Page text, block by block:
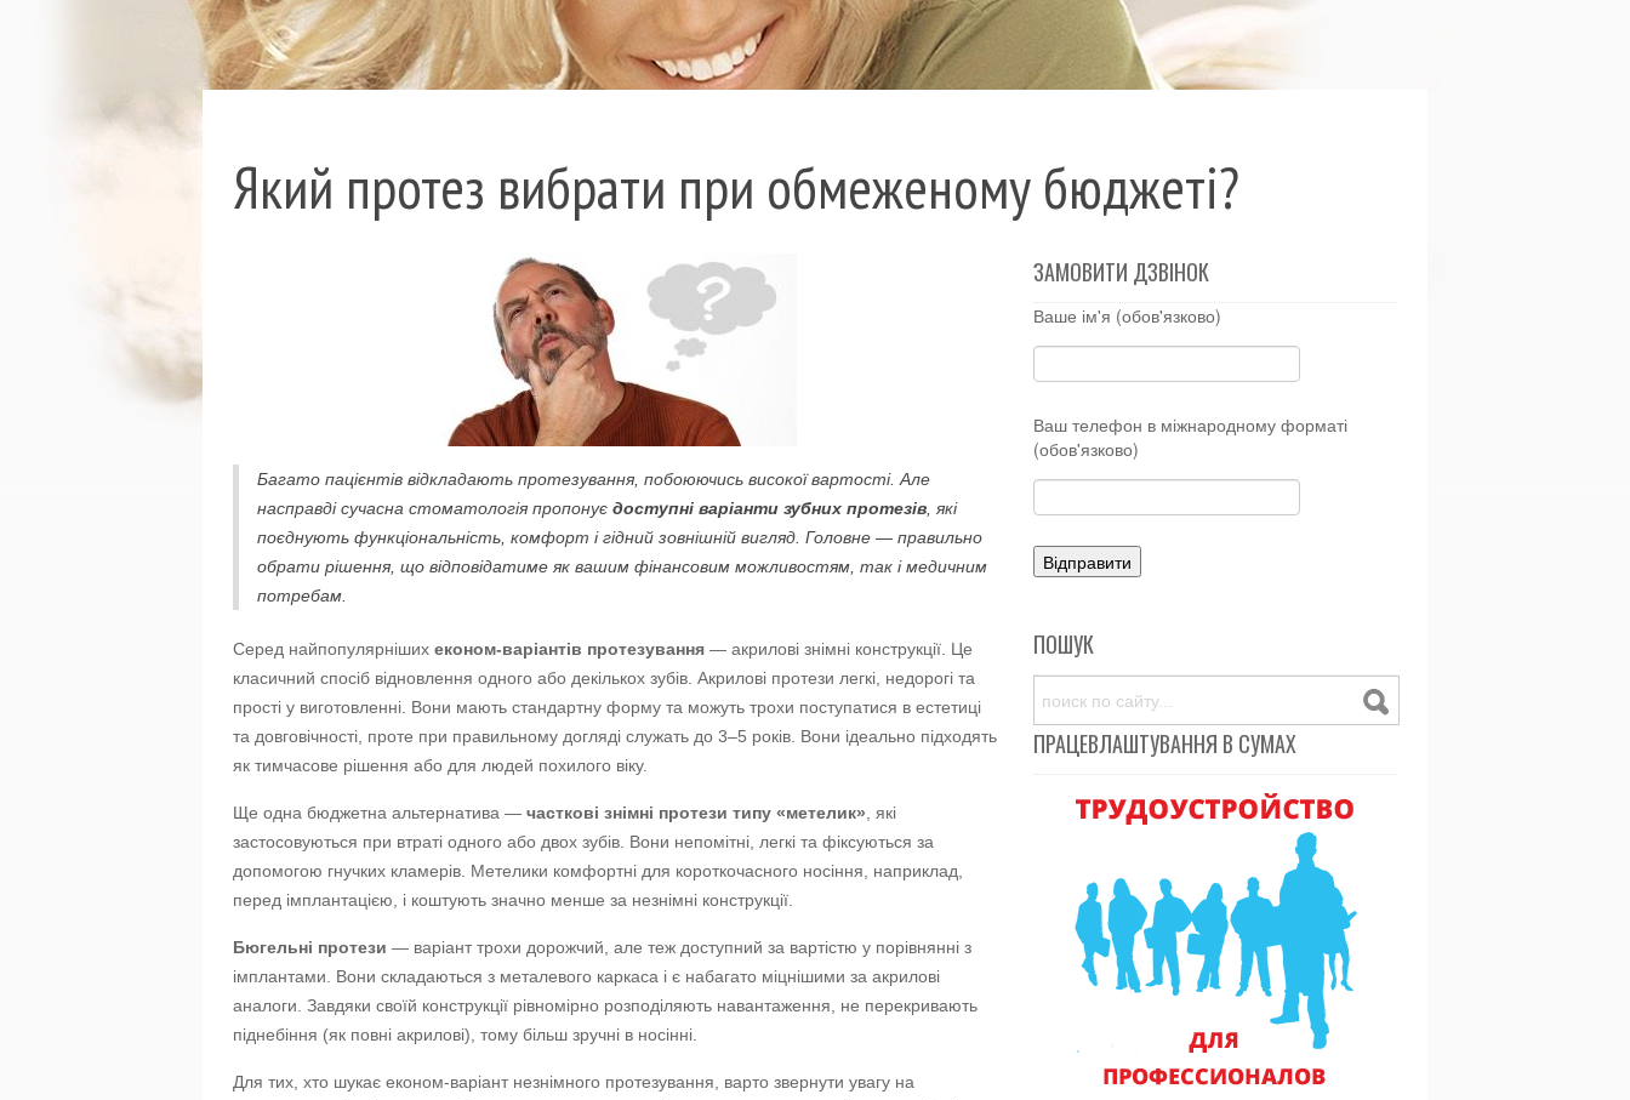
Який протез вибрати при обмеженому бюджеті?
Багато пацієнтів відкладають протезування, побоюючись високої вартості. Але
насправді сучасна стоматологія пропонує доступні варіанти зубних протезів , які
поєднують функціональність, комфорт і гідний зовнішній вигляд. Головне — правильно
обрати рішення, що відповідатиме як вашим фінансовим можливостям, так і медичним
потребам.
Серед найпопулярніших економ-варіантів протезування — акрилові знімні конструкції. Це
класичний спосіб відновлення одного або декількох зубів. Акрилові протези легкі, недорогі та
прості у виготовленні. Вони мають стандартну форму та можуть трохи поступатися в естетиці
та довговічності, проте при правильному догляді служать до 3–5 років. Вони ідеально підходять
як тимчасове рішення або для людей похилого віку.
Ще одна бюджетна альтернатива — часткові знімні протези типу «метелик» , які
застосовуються при втраті одного або двох зубів. Вони непомітні, легкі та фіксуються за
допомогою гнучких кламерів. Метелики комфортні для короткочасного носіння, наприклад,
перед імплантацією, і коштують значно менше за незнімні конструкції.
Бюгельні протези — варіант трохи дорожчий, але теж доступний за вартістю у порівнянні з
імплантами. Вони складаються з металевого каркаса і є набагато міцнішими за акрилові
аналоги. Завдяки своїй конструкції рівномірно розподіляють навантаження, не перекривають
піднебіння (як повні акрилові), тому більш зручні в носінні.
Для тих, хто шукає економ-варіант незнімного протезування, варто звернути увагу на
ЗАМОВИТИ ДЗВІНОК
Ваше ім'я (обов'язково)
Ваш телефон в міжнародному форматі
(обов'язково)
ПОШУК
ПРАЦЕВЛАШТУВАННЯ В СУМАХ